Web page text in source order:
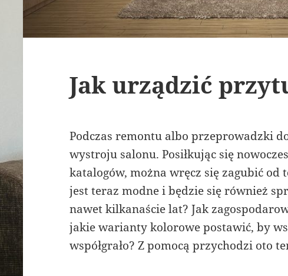
Jak urządzić
Podczas remontu albo przeprowadzki
wystroju salonu. Posiłkując się
katalogów, można wręcz się zagubić
jest teraz modne i będzie się również
nawet kilkanaście lat? Jak
jakie warianty kolorowe postawić, by
współgrało? Z pomocą przychodzi oto